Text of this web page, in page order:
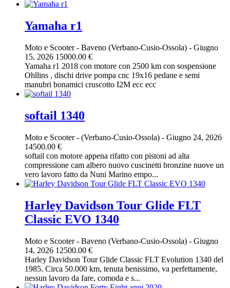
Yamaha r1
Moto e Scooter- Baveno (Verbano-Cusio-Ossola) - Giugno
15, 2026 15000.00 €
Yamaha r1 2018 con motore con 2500 km con sospensione
Ohllins , dischi drive pompa cnc 19x16 pedane e semi
manubri bonamici cruscotto I2M ecc ecc
softail 1340
Moto e Scooter- (Verbano-Cusio-Ossola) - Giugno 24, 2026
14500.00 €
softail con motore appena rifatto con pistoni ad alta
compressione cam albero nuovo cuscinetti bronzine nuove un
vero lavoro fatto da Nuni Marino empo...
Harley Davidson Tour Glide FLT
Classic EVO 1340
Moto e Scooter- Baveno (Verbano-Cusio-Ossola) - Giugno
14, 2026 12500.00 €
Harley Davidson Tour Glide Classic FLT Evolution 1340 del
1985. Circa 50.000 km, tenuta benissimo, va perfettamente,
nessun lavoro da fare, comoda e s...